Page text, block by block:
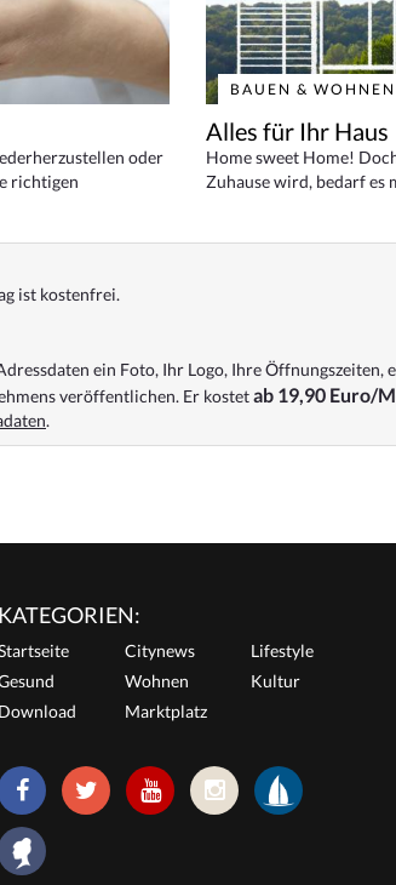
oder
richtigen
BAUEN & WOHNEN
Alles für Ihr Haus
Home sweet Home!
Zuhause wird, bedarf es
ist kostenfrei.
ein Foto, Ihr Logo, Ihre Öffnungszeiten,
veröffentlichen. Er kostetab 19,90 Euro/
.
KATEGORIEN:
Citynews
Lifestyle
Wohnen
Kultur
Download
Marktplatz